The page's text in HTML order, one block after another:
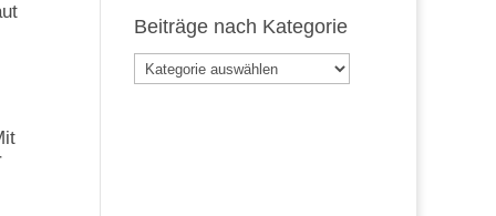
Beiträge nach Kategorie
Beiträge
nach